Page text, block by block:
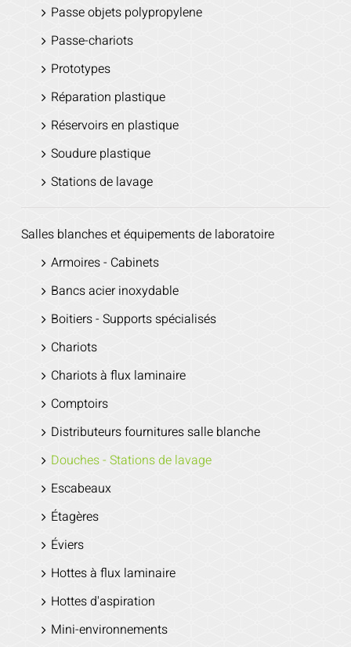
Passe objets polypropylene
Passe-chariots
Prototypes
Réparation plastique
Réservoirs en plastique
Soudure plastique
Stations de lavage
Salles blanches et équipements de laboratoire
Armoires - Cabinets
Bancs acier inoxydable
Boitiers - Supports spécialisés
Chariots
Chariots à flux laminaire
Comptoirs
Distributeurs fournitures salle blanche
Douches - Stations de lavage
Escabeaux
Étagères
Éviers
Hottes à flux laminaire
Hottes d'aspiration
Mini-environnements